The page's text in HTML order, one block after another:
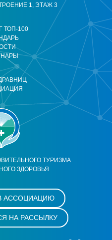
ТУРИЗМА
ЗДОРОВЬЯ
ТОП-100
1, ЭТАЖ 3
АССОЦИАЦИЮ
НА РАССЫЛКУ